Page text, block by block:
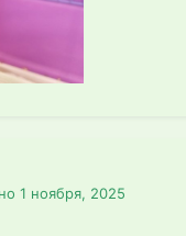
1 ноября, 2025